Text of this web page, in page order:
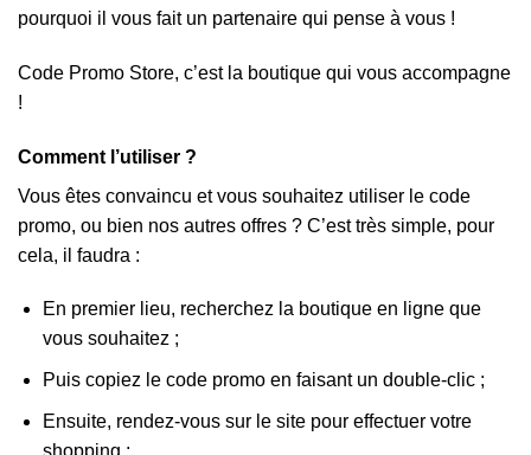
pourquoi il vous fait un partenaire qui pense à vous !
Code Promo Store, c’est la boutique qui vous accompagne
!
Comment l’utiliser ?
Vous êtes convaincu et vous souhaitez utiliser le code
promo, ou bien nos autres offres ? C’est très simple, pour
cela, il faudra :
En premier lieu, recherchez la boutique en ligne que
vous souhaitez ;
Puis copiez le code promo en faisant un double-clic ;
Ensuite, rendez-vous sur le site pour effectuer votre
shopping ;